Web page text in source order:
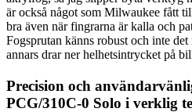
är också något som Milwaukee fått
bra även när fingrarna är kalla och
Fogsprutan känns robust och inte
annars drar ner helhetsintrycket på
Precision och
PCG/310C-0 Solo i verklig